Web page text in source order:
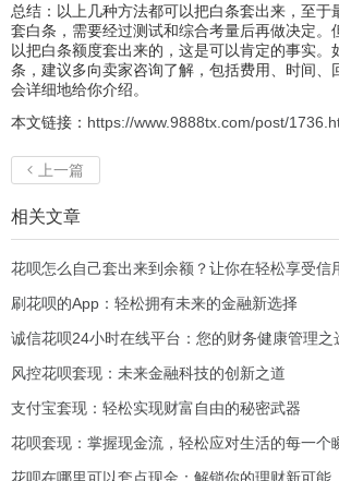
总结：以上几种方法都可以把白条套出来，至于
套白条，需要经过测试和综合考量后再做决定。
以把白条额度套出来的，这是可以肯定的事实。
条，建议多向卖家咨询了解，包括费用、时间、
会详细地给你介绍。
本文链接： https://www.9888tx.com/post/
 上一篇
相关文章
刷花呗的App：轻松拥有未来的金融新选择
诚信花呗24小时在线平台：您的财务健康管理之
风控花呗套现：未来金融科技的创新之道
支付宝套现：轻松实现财富自由的秘密武器
花呗套现：掌握现金流，轻松应对生活的每一个
花呗在哪里可以套点现金：解锁你的理财新可能